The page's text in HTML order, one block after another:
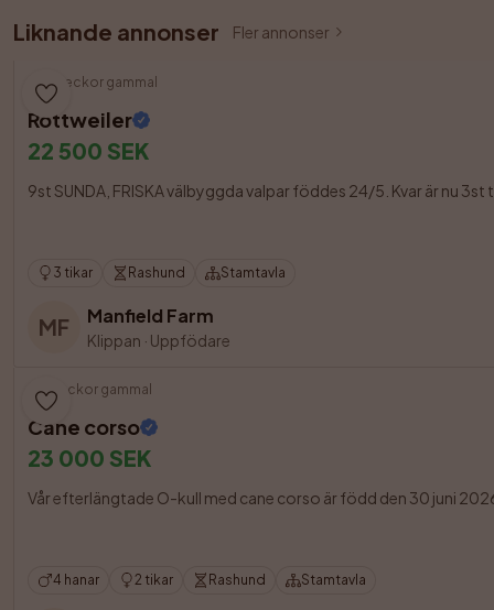
Liknande annonser Fler annonser
10 veckor gammal
Rottweiler
22 500 SEK
9st SUNDA, FRISKA välbyggda valpar föddes 24/5. Kvar är nu
3 tikar Rashund Stamtavla
MF Manfield Farm
Klippan · Uppfödare
5 veckor gammal
Cane corso
23 000 SEK
Vår efterlängtade O-kull med cane corso är född den 30 juni
4 hanar 2 tikar Rashund Stamtavla